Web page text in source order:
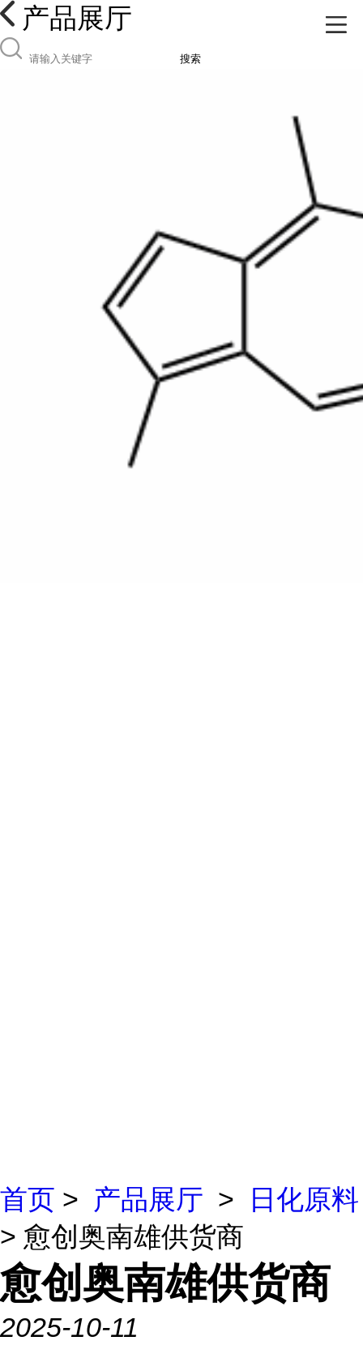
产品展厅
搜索
首页 > 产品展厅 >
日化原料
> 愈创奥南雄供货商
愈创奥南雄供货商
2025-10-11